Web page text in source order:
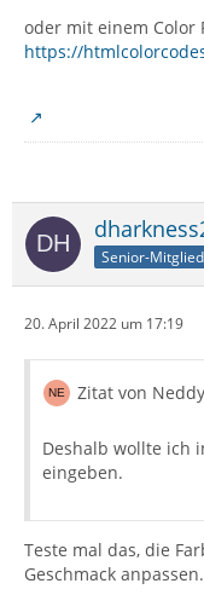
oder mit einem Color
https://
Senior-Mitglied
20. April 2022 um 17:19
Zitat von Neddy
Deshalb wollte ich
eingeben.
Teste mal das, die
Geschmack anpassen.